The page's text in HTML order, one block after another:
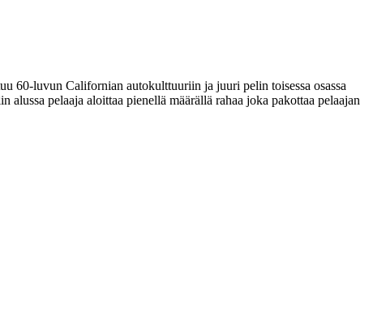
60-luvun Californian autokulttuuriin ja juuri pelin toisessa osassa
pelaaja aloittaa pienellä määrällä rahaa joka pakottaa pelaajan